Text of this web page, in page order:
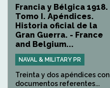
Francia y Bélgica 1918.
Tomo I. Apéndices.
Historia oficial de la
Gran Guerra. - France
and Belgium...
NAVAL & MILITARY PR
Treinta y dos apéndices con
documentos referentes...